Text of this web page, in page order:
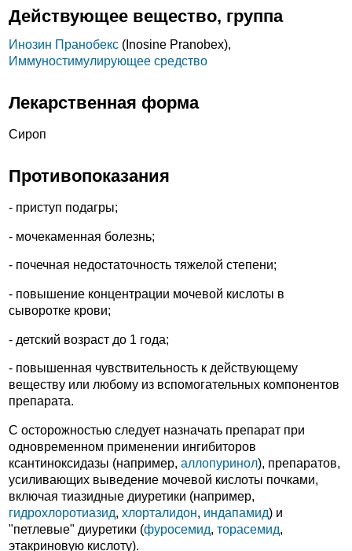
Действующее вещество, группа
Инозин Пранобекс (Inosine Pranobex),
Иммуностимулирующее средство
Лекарственная форма
Сироп
Противопоказания
- приступ подагры;
- мочекаменная болезнь;
- почечная недостаточность тяжелой степени;
- повышение концентрации мочевой кислоты в
сыворотке крови;
- детский возраст до 1 года;
- повышенная чувствительность к действующему
веществу или любому из вспомогательных компонентов
препарата.
С осторожностью следует назначать препарат при
одновременном применении ингибиторов
ксантиноксидазы (например, аллопуринол), препаратов,
усиливающих выведение мочевой кислоты почками,
включая тиазидные диуретики (например,
гидрохлоротиазид, хлорталидон, индапамид) и
"петлевые" диуретики (фуросемид, торасемид,
этакриновую кислоту).